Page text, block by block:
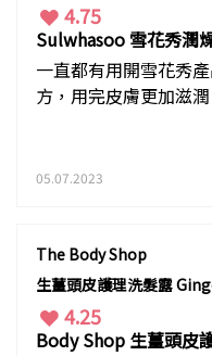
4.75
Sulwhasoo 雪花秀潤
一直都有用開雪花秀
方，用完皮膚更加滋
05.07.2023
The Body Shop
生薑頭皮護理洗髮露
4.25
Body Shop 生薑頭皮